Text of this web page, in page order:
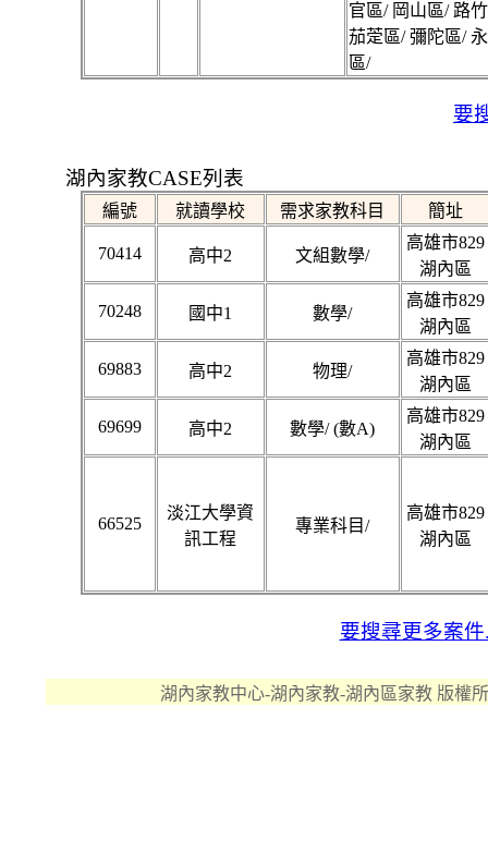
官區/ 岡山區/ 路
茄萣區/ 彌陀區/
區/
要
湖內家教CASE列表
編號 就讀學校 需求家教科目 簡址
70414 高中2 文組數學/
高雄市829
湖內區
70248 國中1 數學/
高雄市829
湖內區
69883 高中2 物理/
高雄市829
湖內區
69699 高中2 數學/ (數A)
高雄市829
湖內區
66525
淡江大學資
訊工程
專業科目/
高雄市829
湖內區
要搜尋更多案件
湖內家教中心-湖內家教-湖內區家教 版